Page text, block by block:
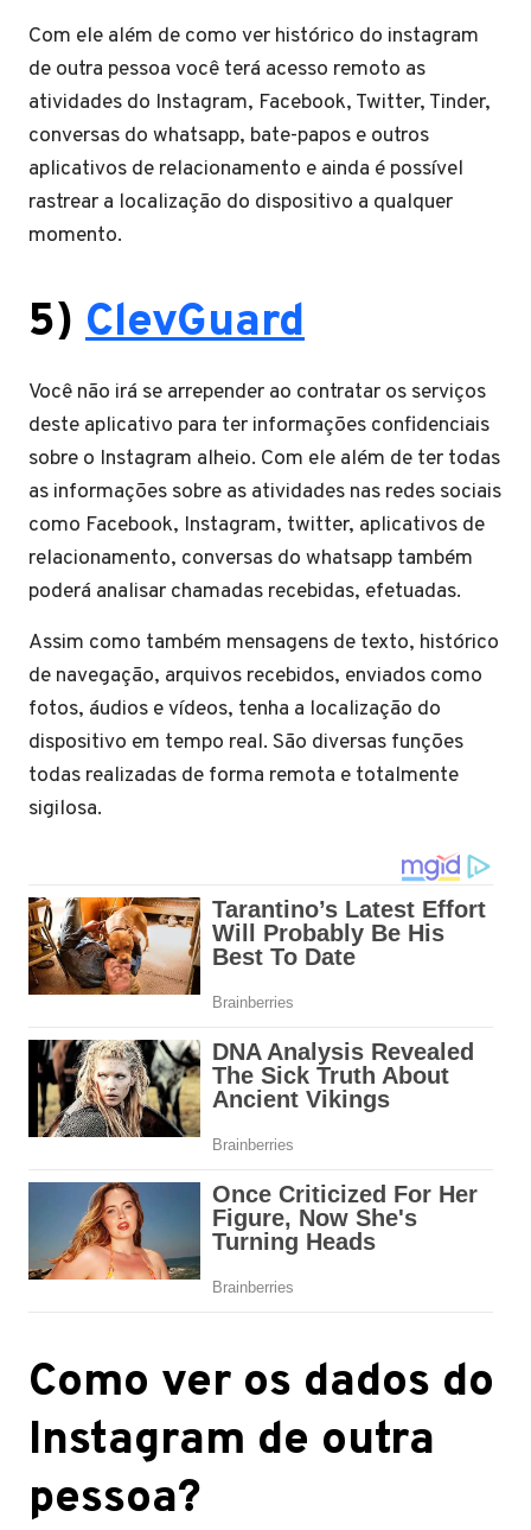
Com ele além de como ver histórico do instagram
de outra pessoa você terá acesso remoto as
atividades do Instagram, Facebook, Twitter, Tinder,
conversas do whatsapp, bate-papos e outros
aplicativos de relacionamento e ainda é possível
rastrear a localização do dispositivo a qualquer
momento.
5) ClevGuard
Você não irá se arrepender ao contratar os serviços
deste aplicativo para ter informações confidenciais
sobre o Instagram alheio. Com ele além de ter todas
as informações sobre as atividades nas redes sociais
como Facebook, Instagram, twitter, aplicativos de
relacionamento, conversas do whatsapp também
poderá analisar chamadas recebidas, efetuadas.
Assim como também mensagens de texto, histórico
de navegação, arquivos recebidos, enviados como
fotos, áudios e vídeos, tenha a localização do
dispositivo em tempo real. São diversas funções
todas realizadas de forma remota e totalmente
sigilosa.
Como ver os dados do
Instagram de outra
pessoa?